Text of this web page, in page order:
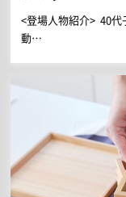
<登場人物紹介> 40
動…